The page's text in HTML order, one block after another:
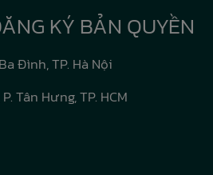
KÝ BẢN QUYỀN
Đình, TP. Hà Nội
Tân Hưng, TP. HCM